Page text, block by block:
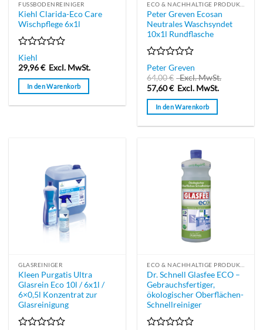
gewählt
werden
werden
FUSSBODENREINIGER
Kiehl Clarida-Eco Care
Wischpflege 6x1l
Bewertet
mit
0
von
5
Kiehl
29,96€ Excl. MwSt.
In den Warenkorb
Peter Greven Ecosan
Neutrales Waschsyndet
10x1l Rundflasche
Bewertet
mit
0
von
5
Peter Greven
64,00€
Excl. MwSt.
57,60€ Excl. MwSt.
In den Warenkorb
GLASREINIGER
Kleen Purgatis Ultra
Glasrein Eco 10l / 6x1l /
6×0,5l Konzentrat zur
Glasreinigung
Dr. Schnell Glasfee ECO –
Gebrauchsfertiger,
ökologischer Oberflächen-
Schnellreiniger